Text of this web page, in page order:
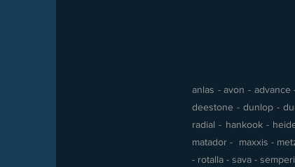
anlas - avon -
deestone - dunlop -
radial - hankook -
matador - maxxis -
- rotalla - sava -